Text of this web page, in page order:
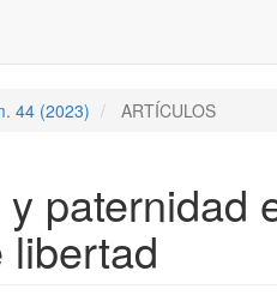
44 (2023) ARTÍCULOS
paternidad
libertad